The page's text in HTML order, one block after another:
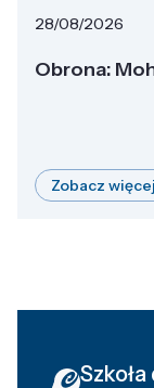
28/08/2026
Obrona:
Zobacz więcej